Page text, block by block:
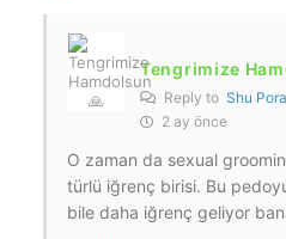
Tengrimize
Reply to Shu
2 ay önce
O zaman da sexual
türlü iğrenç birisi. Bu
bile daha iğrenç geliyor